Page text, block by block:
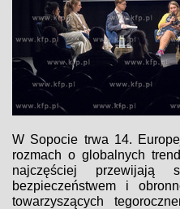
W Sopocie trwa 14.
rozmach o globalnych
najczęściej
bezpieczeństwem i
towarzyszących